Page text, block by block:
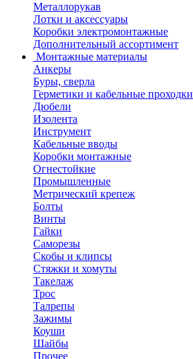
Металлорукав
Лотки и аксессуары
Коробки электромонтажные
Дополнительный ассортимент
Монтажные материалы
Анкеры
Буры, сверла
Герметики и кабельные проходки
Дюбели
Изолента
Инструмент
Кабельные вводы
Коробки монтажные
Огнестойкие
Промышленные
Метрический крепеж
Болты
Винты
Гайки
Саморезы
Скобы и клипсы
Стяжки и хомуты
Такелаж
Трос
Талрепы
Зажимы
Коуши
Шайбы
Прочее